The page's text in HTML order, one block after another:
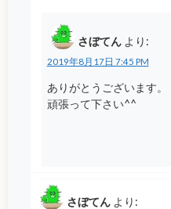
さぼてん より:
2019年8月17日 7:45 PM
ありがとうございます。
頑張って下さい^^
さぼてん より: